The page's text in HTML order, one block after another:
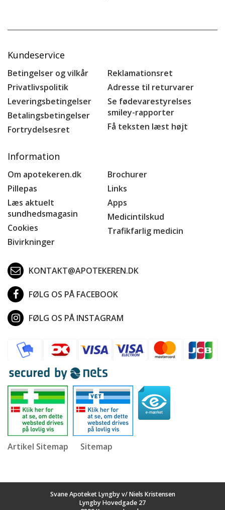
Kundeservice
Betingelser og vilkår
Privatlivspolitik
Leveringsbetingelser
Betalingsbetingelser
Fortrydelsesret
Reklamationsret
Adresse til returvarer
Se fødevarestyrelses
smiley-rapporter
Få teksten læst højt
Information
Om apotekeren.dk
Pillepas
Læs aktuelt
sundhedsmagasin
Cookies
Bivirkninger
Brochurer
Links
Apps
Medicintilskud
Trafikfarlig medicin
KONTAKT@APOTEKEREN.DK
FØLG OS PÅ FACEBOOK
FØLG OS PÅ INSTAGRAM
Artikel Sitemap Sitemap
Svane Apoteket Lyngby v/ Niels Kristensen
Lyngby Hovedgade 27